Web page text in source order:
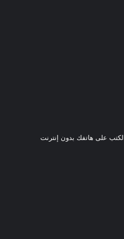
على هاتفك بدون إنترنت